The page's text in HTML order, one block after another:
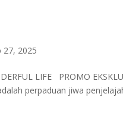
27, 2025
LIFE PROMO
perpaduan jiwa